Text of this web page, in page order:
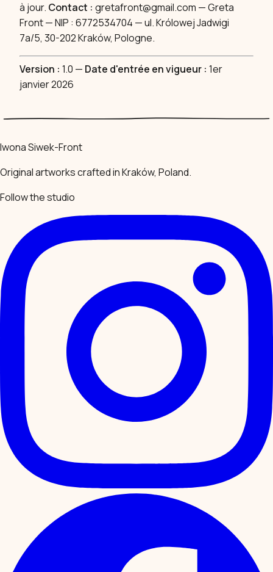
à jour. Contact : gretafront@gmail.com — Greta
Front — NIP : 6772534704 — ul. Królowej Jadwigi
7a/5, 30-202 Kraków, Pologne.
Version : 1.0 — Date d'entrée en vigueur : 1er
janvier 2026
Iwona Siwek-Front
Original artworks crafted in Kraków, Poland.
Follow the studio